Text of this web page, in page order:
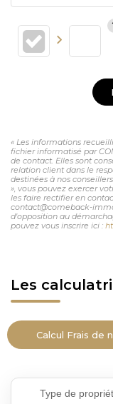
« Les informations
fichier informatisé par
de contact. Elles sont
relation client dans le
destinées à nos
», vous pouvez exercer
les faire rectifier en
contact@comeback-
d'opposition au
pouvez vous inscrire ici :
Les
Calcul Frais de